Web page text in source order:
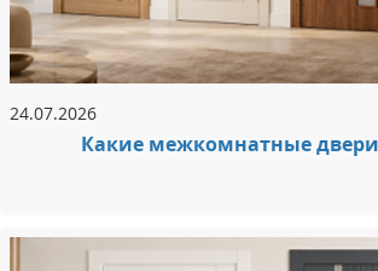
24.07.2026
Какие межкомнатные